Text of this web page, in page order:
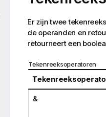
Er zijn twee
de operanden en
retourneert een
Tekenreeksoperatoren
&